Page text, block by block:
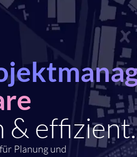
& effizient.
für Planung und